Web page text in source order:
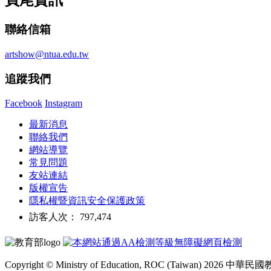
聯絡信箱
artshow@ntua.edu.tw
追蹤我們
Facebook Instagram
最新消息
聯絡我們
網站導覽
常見問題
友站連結
版權宣告
隱私權暨資訊安全保護政策
訪客人次： 797,474
Copyright © Ministry of Education, ROC (Taiwan) 2026 中華民國